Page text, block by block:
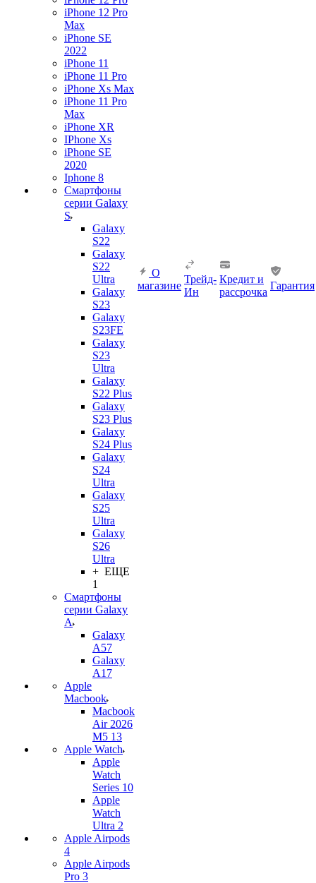
iPhone 12 Pro
Max
iPhone SE
2022
iPhone 11
iPhone 11 Pro
iPhone Xs Max
iPhone 11 Pro
Max
iPhone XR
IPhone Xs
iPhone SE
2020
Iphone 8
Смартфоны
серии Galaxy
S
Galaxy
S22
Galaxy
S22
Ultra
Galaxy
S23
Galaxy
S23FE
Galaxy
S23
Ultra
Galaxy
S22 Plus
Galaxy
S23 Plus
Galaxy
S24 Plus
Galaxy
S24
Ultra
Galaxy
S25
Ultra
Galaxy
S26
Ultra
+ ЕЩЕ
1
Смартфоны
серии Galaxy
A
Galaxy
A57
Galaxy
A17
Apple
Macbook
Macbook
Air 2026
M5 13
Apple Watch
Apple
Watch
Series 10
Apple
Watch
Ultra 2
Apple Airpods
4
Apple Airpods
Pro 3
О
магазине
Трейд-
Ин
Кредит и
рассрочка
Гарантия